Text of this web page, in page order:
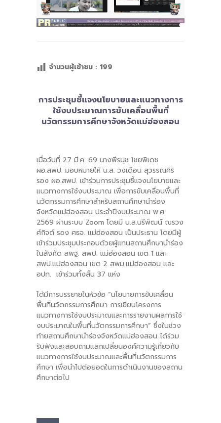
เกี่ยวกับเรา
-- รู้จัก พื้นที่นวัตกรรมการศึกษา
-- คณะอนุกรรมการ 6 คณะ
ติดต่อเรา
จำนวนผู้เข้าชม : 199
การประชุมชี้แจงนโยบายและแนวทางการ
ใช้งบประมาณการขับเคลื่อนพื้นที่
นวัตกรรมการศึกษาจังหวัดแม่ฮ่องสอน
เมื่อวันที่ 27 มี.ค. 69 นางพีรนุช โชยพิเดช
ผอ.สพป. มอบหมายให้ น.ส. วงเดือน สุวรรณศิริ
รอง ผอ.สพป. เข้าร่วมการประชุมชี้แจงนโยบายและ
แนวทางการใช้งบประมาณ เพื่อการขับเคลื่อนพื้นที่
นวัตกรรมการศึกษาสำหรับสถานศึกษานำร่อง
จังหวัดแม่ฮ่องสอน ประจำปีงบประมาณ พ.ศ.
2569 ผ่านระบบ Zoom โดยมี น.ส.นรีพัฒน์ ณรวง
ศ์กิจต์ รอง ศธจ. แม่ฮ่องสอน เป็นประธาน โดยมีผู้
เข้าร่วมประชุมประกอบด้วยผู้แทนสถานศึกษานำร่อง
ในสังกัด สพฐ. สพป. แม่ฮ่องสอน เขต 1 และ
สพป.แม่ฮ่องสอน เขต 2 สพม.แม่ฮ่องสอน และ
อปท. เข้าร่วมทั้งสิ้น 37 แห่ง
ได้มีการบรรยายในหัวข้อ “นโยบายการขับเคลื่อน
พื้นที่นวัตกรรมการศึกษา การเขียนโครงการ
แนวทางการใช้งบประมาณและการรายงานผลการใช้
งบประมาณในพื้นที่นวัตกรรมการศึกษา” ซึ่งในช่วง
ท้ายสถานศึกษานำร่องจังหวัดแม่ฮ่องสอน ได้ร่วม
รับฟังและสอบถามแลกเปลี่ยนองค์ความรู้เกี่ยวกับ
แนวทางการใช้งบประมาณและพื้นที่นวัตกรรมการ
ศึกษา เพื่อนำไปต่อยอดในการดำเนินงานของสถาน
ศึกษาต่อไป